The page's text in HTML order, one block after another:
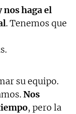
nos haga el
. Tenemos que
su equipo.
Nos
, pero la